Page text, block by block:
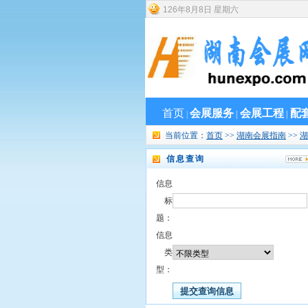
126年8 月 8 日 星期六
首页 会展服务 会展工程 配
当前位置： 首页 >> 湖南会展指南 >>
信息查询
信息
标
题：
信息
类
型：